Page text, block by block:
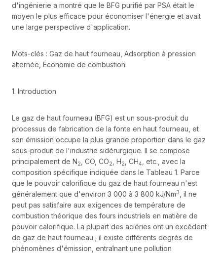
d'ingénierie a montré que le BFG purifié par PSA était le
moyen le plus efficace pour économiser l'énergie et avait
une large perspective d'application.
Mots-clés : Gaz de haut fourneau, Adsorption à pression
alternée, Économie de combustion.
1. Introduction
Le gaz de haut fourneau (BFG) est un sous-produit du
processus de fabrication de la fonte en haut fourneau, et
son émission occupe la plus grande proportion dans le gaz
sous-produit de l'industrie sidérurgique. Il se compose
principalement de N2 , CO, CO2 , H2 , CH4
, etc., avec la
composition spécifique indiquée dans le Tableau 1. Parce
que le pouvoir calorifique du gaz de haut fourneau n'est
généralement que d'environ 3 000 à 3 800 kJ/Nm3
, il ne
peut pas satisfaire aux exigences de température de
combustion théorique des fours industriels en matière de
pouvoir calorifique. La plupart des aciéries ont un excédent
de gaz de haut fourneau ; il existe différents degrés de
phénomènes d'émission, entraînant une pollution